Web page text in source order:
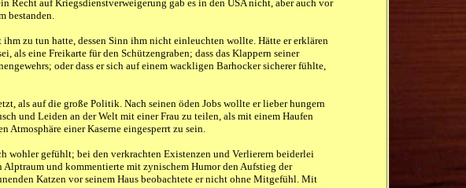
Recht auf Kriegsdienstverweigerung gab es in den USA nicht, aber auch vor
bestanden.
zu tun hatte, dessen Sinn ihm nicht einleuchten wollte. Hätte er erklären
als eine Freikarte für den Schützengraben; dass das Klappern seiner
oder dass er sich auf einem wackligen Barhocker sicherer fühlte,
als auf die große Politik. Nach seinen öden Jobs wollte er lieber hungern
und Leiden an der Welt mit einer Frau zu teilen, als mit einem Haufen
Atmosphäre einer Kaserne eingesperrt zu sein.
wohler gefühlt; bei den verkrachten Existenzen und Verlierern beiderlei
und kommentierte mit zynischem Humor den Aufstieg der
Katzen vor seinem Haus beobachtete er nicht ohne Mitgefühl. Mit